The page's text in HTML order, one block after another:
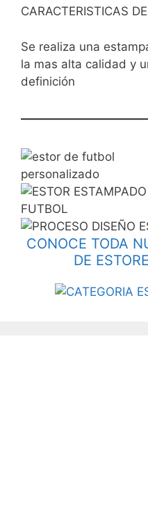
CARACTERISTICAS
Se realiza una
la mas alta calidad y
definición
CONOCE TODA
DE